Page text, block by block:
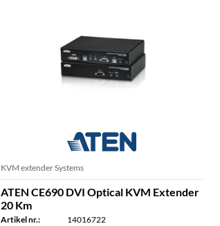
KVM extender Systems
ATEN CE690 DVI Optical KVM Extender
20 Km
Artikel nr.:
14016722